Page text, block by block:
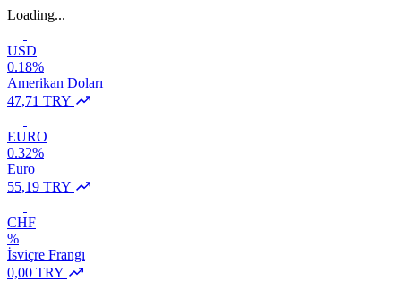
Loading...
USD
0.18%
Amerikan Doları
47,71 TRY
EURO
0.32%
Euro
55,19 TRY
CHF
%
İsviçre Frangı
0,00 TRY